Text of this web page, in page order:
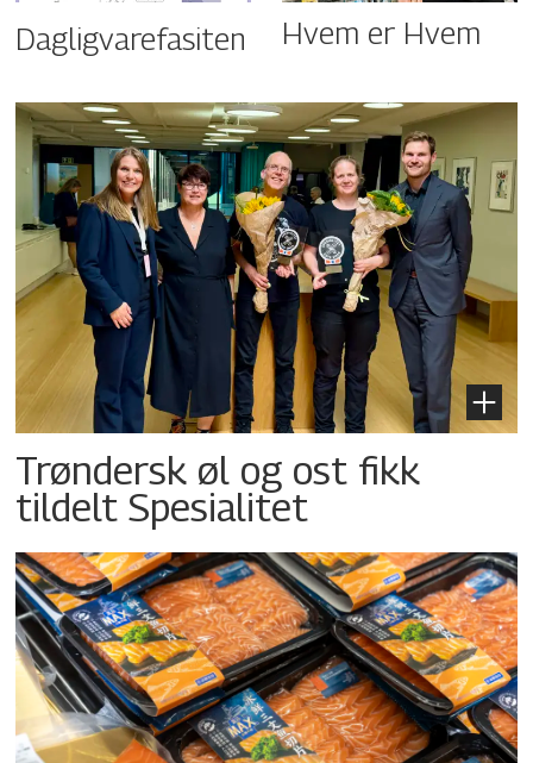
Dagligvarefasiten Hvem er Hvem
Trøndersk øl og ost fikk
tildelt Spesialitet